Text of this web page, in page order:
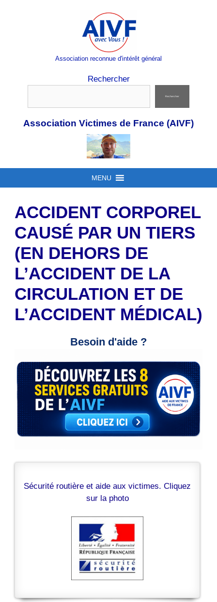
Association reconnue d'intérêt général
Rechercher
Rechercher
Association Victimes de France (AIVF)
MENU
ACCIDENT CORPOREL
CAUSÉ PAR UN TIERS
(EN DEHORS DE
L’ACCIDENT DE LA
CIRCULATION ET DE
L’ACCIDENT MÉDICAL)
Besoin d'aide ?
Sécurité routière et aide aux victimes. Cliquez
sur la photo